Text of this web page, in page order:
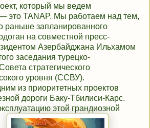
который мы ведем
это TANAP. Мы работаем над тем,
раньше запланированного
на совместной пресс-
Азербайджана Ильхамом
заседания турецко-
стратегического
уровня (ССВУ).
из приоритетных проектов
дороги Баку-Тбилиси-Карс.
этой грандиозной